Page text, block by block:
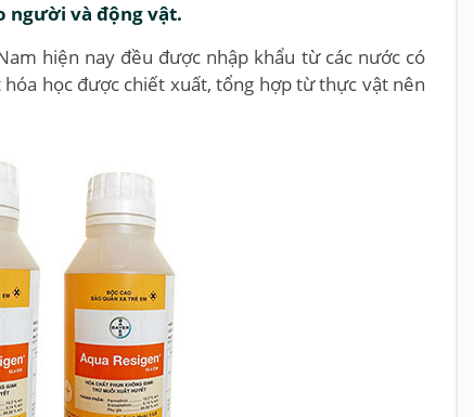
người và động vật.
hiện nay đều được nhập khẩu từ các nước có
học được chiết xuất, tổng hợp từ thực vật nên